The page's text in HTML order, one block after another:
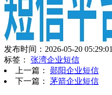
发布时间：2026-05-20 05:29:01
标签： 张湾企业短信
上一篇： 郧阳企业短信
下一篇： 茅箭企业短信